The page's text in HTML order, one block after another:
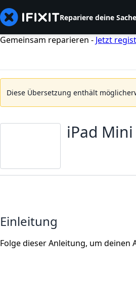
Repariere deine
Gemeinsam reparieren - Jetzt
Diese Übersetzung enthält
iPad
Einleitung
Folge dieser Anleitung, um deinen